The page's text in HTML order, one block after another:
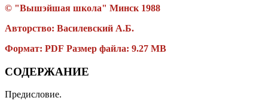
© "Вышэйшая школа" Минск 1988
Авторство: Василевский А.Б.
Формат: PDF Размер файла: 9.27 MB
СОДЕРЖАНИЕ
Предисловие.